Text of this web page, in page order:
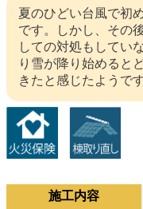
夏のひどい台風で初
です。しかし、その
しての対処もしてい
り雪が降り始めると
きたと感じたようです
施工内容